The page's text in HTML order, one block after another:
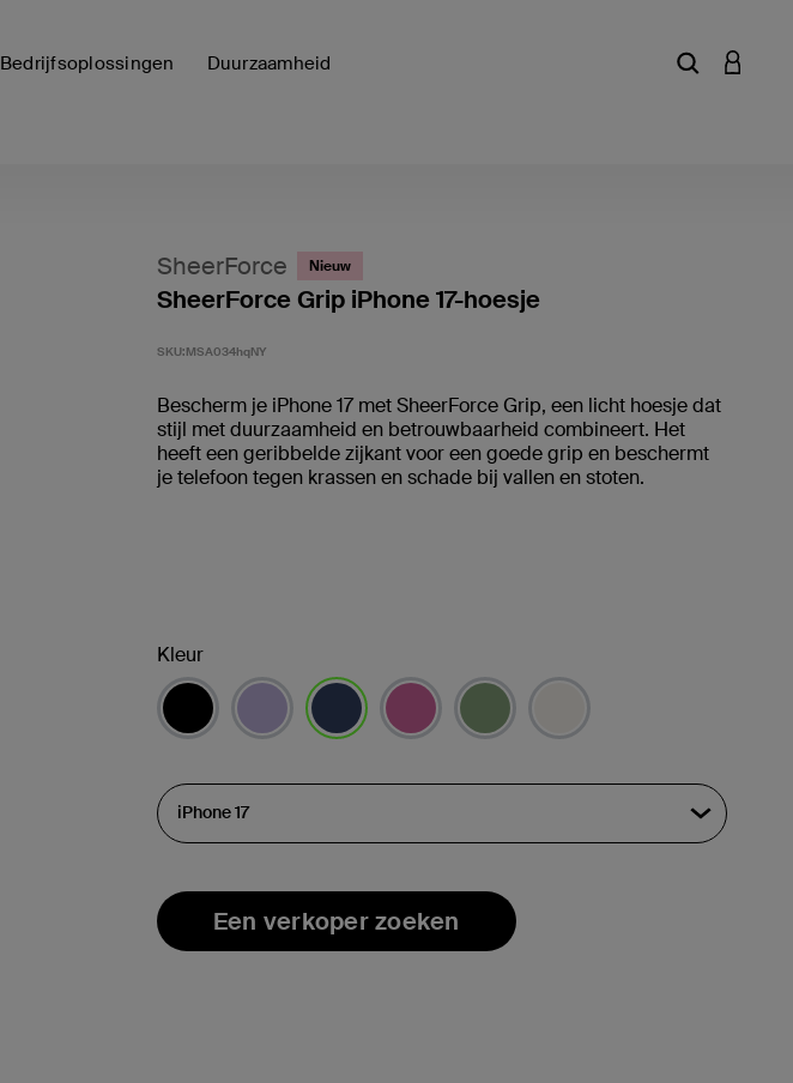
Bedrijfsoplossingen Duurzaamheid Zoekterm of
SheerForce Nieuw
SheerForce Grip iPhone 17-hoesje
SKU:MSA034hqNY
Bescherm je iPhone 17 met SheerForce Grip, een licht hoesje dat
stijl met duurzaamheid en betrouwbaarheid combineert. Het
heeft een geribbelde zijkant voor een goede grip en beschermt
je telefoon tegen krassen en schade bij vallen en stoten.
Kleur
Een verkoper zoeken